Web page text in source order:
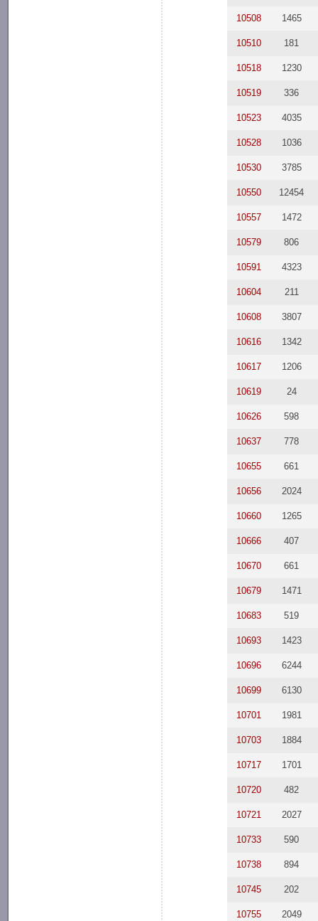
10508 1465
10510 181
10518 1230
10519 336
10523 4035
10528 1036
10530 3785
10550 12454
10557 1472
10579 806
10591 4323
10604 211
10608 3807
10616 1342
10617 1206
10619 24
10626 598
10637 778
10655 661
10656 2024
10660 1265
10666 407
10670 661
10679 1471
10683 519
10693 1423
10696 6244
10699 6130
10701 1981
10703 1884
10717 1701
10720 482
10721 2027
10733 590
10738 894
10745 202
10755 2049